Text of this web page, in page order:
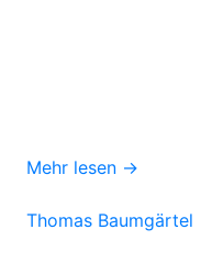
Mehr lesen →
Thomas Baumgärtel